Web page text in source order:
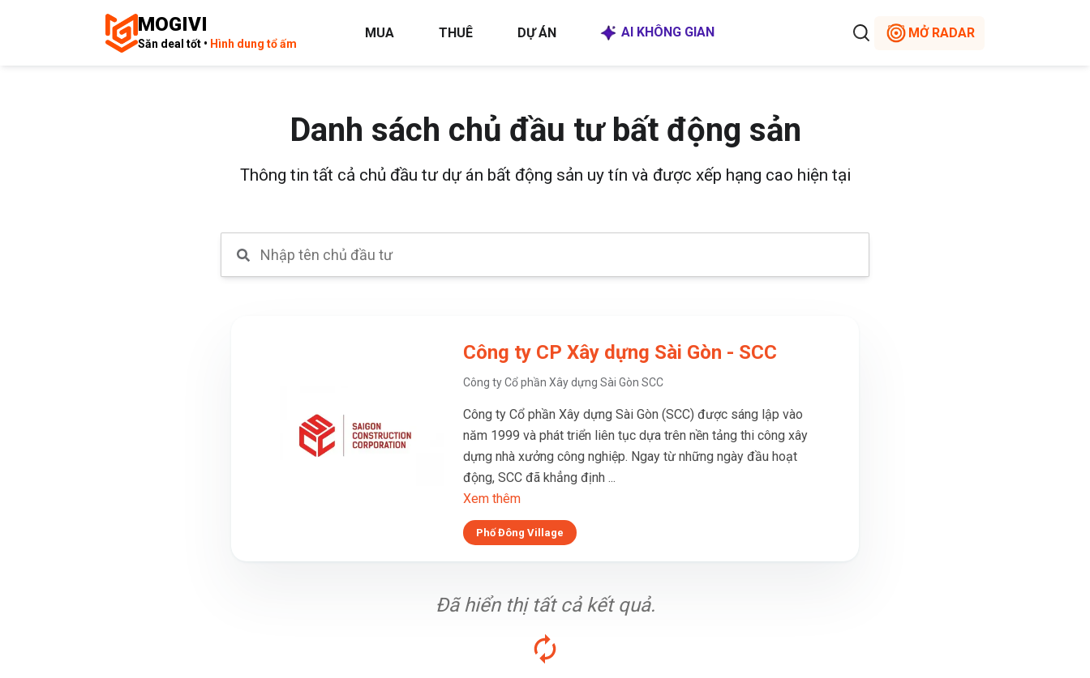
MOGIVI
Săn deal tốt • Hình dung tổ ấm
MUA THUÊ DỰ ÁN AI KHÔNG GIAN MỞ RADAR
Danh sách chủ đầu tư bất động sản
Thông tin tất cả chủ đầu tư dự án bất động sản uy tín và được xếp hạng cao hiện tại
Công ty CP Xây dựng Sài Gòn - SCC
Công ty Cổ phần Xây dựng Sài Gòn SCC
Công ty Cổ phần Xây dựng Sài Gòn (SCC) được sáng lập vào
năm 1999 và phát triển liên tục dựa trên nền tảng thi công xây
dựng nhà xưởng công nghiệp. Ngay từ những ngày đầu hoạt
động, SCC đã khẳng định ...
Xem thêm
Phố Đông Village
Đã hiển thị tất cả kết quả.